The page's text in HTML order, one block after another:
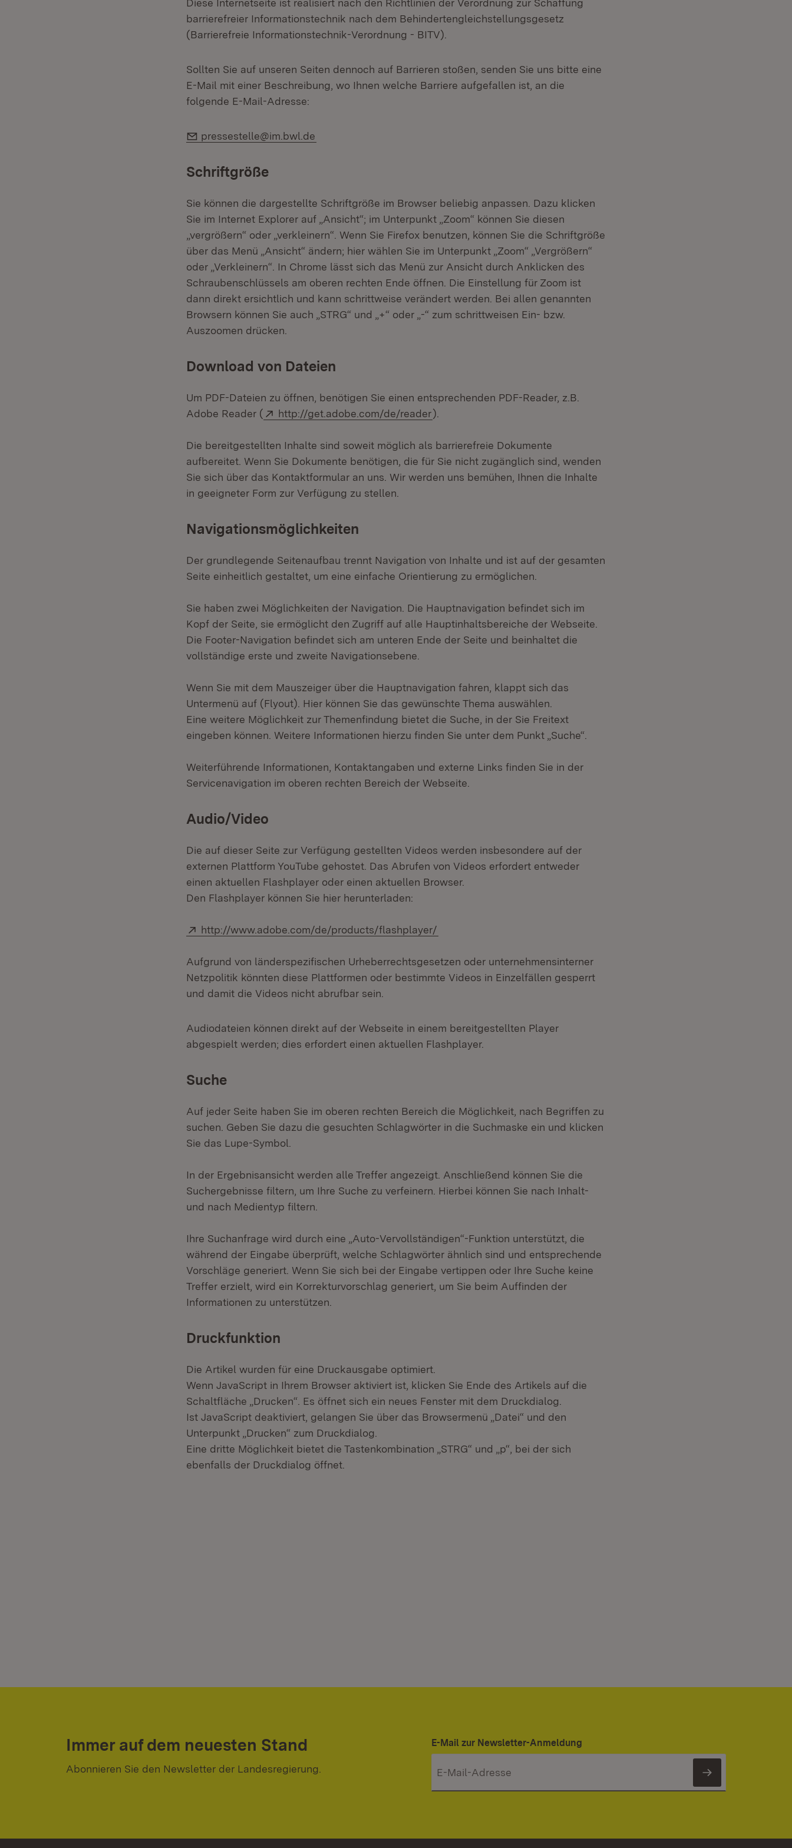
Diese Internetseite ist realisiert nach den Richtlinien der Verordnung zur Schaffung
barrierefreier Informationstechnik nach dem Behindertengleichstellungsgesetz
(Barrierefreie Informationstechnik-Verordnung - BITV).
Sollten Sie auf unseren Seiten dennoch auf Barrieren stoßen, senden Sie uns bitte eine
E-Mail mit einer Beschreibung, wo Ihnen welche Barriere aufgefallen ist, an die
folgende E-Mail-Adresse:
E-Mail:
pressestelle@im.bwl.de
Schriftgröße
Sie können die dargestellte Schriftgröße im Browser beliebig anpassen. Dazu klicken
Sie im Internet Explorer auf „Ansicht“; im Unterpunkt „Zoom“ können Sie diesen
„vergrößern“ oder „verkleinern“. Wenn Sie Firefox benutzen, können Sie die Schriftgröße
über das Menü „Ansicht“ ändern; hier wählen Sie im Unterpunkt „Zoom“ „Vergrößern“
oder „Verkleinern“. In Chrome lässt sich das Menü zur Ansicht durch Anklicken des
Schraubenschlüssels am oberen rechten Ende öffnen. Die Einstellung für Zoom ist
dann direkt ersichtlich und kann schrittweise verändert werden. Bei allen genannten
Browsern können Sie auch „STRG“ und „+“ oder „-“ zum schrittweisen Ein- bzw.
Auszoomen drücken.
Download von Dateien
Um PDF-Dateien zu öffnen, benötigen Sie einen entsprechenden PDF-Reader, z.B.
Adobe Reader (
Extern:
http://get.adobe.com/de/reader(Öffnet in neuem Fenster)
).
Die bereitgestellten Inhalte sind soweit möglich als barrierefreie Dokumente
aufbereitet. Wenn Sie Dokumente benötigen, die für Sie nicht zugänglich sind, wenden
Sie sich über das Kontaktformular an uns. Wir werden uns bemühen, Ihnen die Inhalte
in geeigneter Form zur Verfügung zu stellen.
Navigationsmöglichkeiten
Der grundlegende Seitenaufbau trennt Navigation von Inhalte und ist auf der gesamten
Seite einheitlich gestaltet, um eine einfache Orientierung zu ermöglichen.
Sie haben zwei Möglichkeiten der Navigation. Die Hauptnavigation befindet sich im
Kopf der Seite, sie ermöglicht den Zugriff auf alle Hauptinhaltsbereiche der Webseite.
Die Footer-Navigation befindet sich am unteren Ende der Seite und beinhaltet die
vollständige erste und zweite Navigationsebene.
Wenn Sie mit dem Mauszeiger über die Hauptnavigation fahren, klappt sich das
Untermenü auf (Flyout). Hier können Sie das gewünschte Thema auswählen.
Eine weitere Möglichkeit zur Themenfindung bietet die Suche, in der Sie Freitext
eingeben können. Weitere Informationen hierzu finden Sie unter dem Punkt „Suche“.
Weiterführende Informationen, Kontaktangaben und externe Links finden Sie in der
Servicenavigation im oberen rechten Bereich der Webseite.
Audio/Video
Die auf dieser Seite zur Verfügung gestellten Videos werden insbesondere auf der
externen Plattform YouTube gehostet. Das Abrufen von Videos erfordert entweder
einen aktuellen Flashplayer oder einen aktuellen Browser.
Den Flashplayer können Sie hier herunterladen:
Extern:
http://www.adobe.com/de/products/flashplayer/
Aufgrund von länderspezifischen Urheberrechtsgesetzen oder unternehmensinterner
Netzpolitik könnten diese Plattformen oder bestimmte Videos in Einzelfällen gesperrt
und damit die Videos nicht abrufbar sein.
Audiodateien können direkt auf der Webseite in einem bereitgestellten Player
abgespielt werden; dies erfordert einen aktuellen Flashplayer.
Suche
Auf jeder Seite haben Sie im oberen rechten Bereich die Möglichkeit, nach Begriffen zu
suchen. Geben Sie dazu die gesuchten Schlagwörter in die Suchmaske ein und klicken
Sie das Lupe-Symbol.
In der Ergebnisansicht werden alle Treffer angezeigt. Anschließend können Sie die
Suchergebnisse filtern, um Ihre Suche zu verfeinern. Hierbei können Sie nach Inhalt-
und nach Medientyp filtern.
Ihre Suchanfrage wird durch eine „Auto-Vervollständigen“-Funktion unterstützt, die
während der Eingabe überprüft, welche Schlagwörter ähnlich sind und entsprechende
Vorschläge generiert. Wenn Sie sich bei der Eingabe vertippen oder Ihre Suche keine
Treffer erzielt, wird ein Korrekturvorschlag generiert, um Sie beim Auffinden der
Informationen zu unterstützen.
Druckfunktion
Die Artikel wurden für eine Druckausgabe optimiert.
Wenn JavaScript in Ihrem Browser aktiviert ist, klicken Sie Ende des Artikels auf die
Schaltfläche „Drucken“. Es öffnet sich ein neues Fenster mit dem Druckdialog.
Ist JavaScript deaktiviert, gelangen Sie über das Browsermenü „Datei“ und den
Unterpunkt „Drucken“ zum Druckdialog.
Eine dritte Möglichkeit bietet die Tastenkombination „STRG“ und „p“, bei der sich
ebenfalls der Druckdialog öffnet.
Immer auf dem neuesten Stand
Abonnieren Sie den Newsletter der Landesregierung.
E-Mail zur Newsletter-Anmeldung
Newsletter